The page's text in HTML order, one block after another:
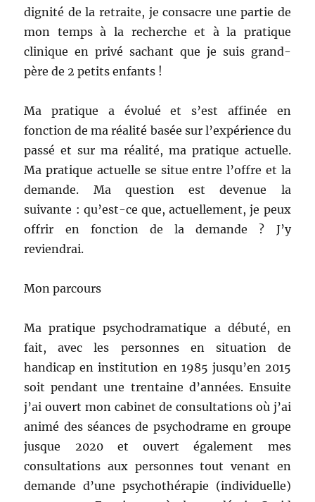
dignité de la retraite, je consacre une partie de
mon temps à la recherche et à la pratique
clinique en privé sachant que je suis grand-
père de 2 petits enfants !
Ma pratique a évolué et s’est affinée en
fonction de ma réalité basée sur l’expérience du
passé et sur ma réalité, ma pratique actuelle.
Ma pratique actuelle se situe entre l’offre et la
demande. Ma question est devenue la
suivante : qu’est-ce que, actuellement, je peux
offrir en fonction de la demande ? J’y
reviendrai.
Mon parcours
Ma pratique psychodramatique a débuté, en
fait, avec les personnes en situation de
handicap en institution en 1985 jusqu’en 2015
soit pendant une trentaine d’années. Ensuite
j’ai ouvert mon cabinet de consultations où j’ai
animé des séances de psychodrame en groupe
jusque 2020 et ouvert également mes
consultations aux personnes tout venant en
demande d’une psychothérapie (individuelle)